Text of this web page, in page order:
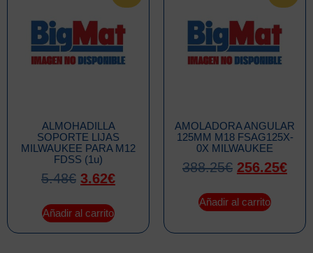
ALMOHADILLA
SOPORTE LIJAS
MILWAUKEE PARA M12
FDSS (1u)
5.48€ 3.62€
Añadir al carrito
AMOLADORA ANGULAR
125MM M18 FSAG125X-
0X MILWAUKEE
388.25€ 256.25€
Añadir al carrito